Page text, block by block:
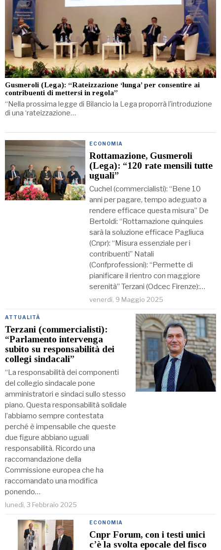
Gusmeroli (Lega): “Rateizzazione ‘lunga’ per consentire ai
contribuenti di mettersi in regola”
“Nella prossima legge di Bilancio la Lega proporrà l’introduzione
di una ‘rateizzazione…
ECONOMIA
Rottamazione, Gusmeroli
(Lega): “120 rate mensili tutte
uguali”
Cuchel (commercialisti): “Bene 10
anni per pagare, tempo adeguato a
rendere efficace questa misura” De
Bertoldi: “Rottamazione quinquies
sarà la soluzione efficace Pagliuca
(Cnpr): “Misura essenziale per i
contribuenti” Natali
(Confprofessioni): “Permette di
pianificare il rientro con maggiore
serenità” Terzani (Odcec Firenze):…
venerdì, 9 Maggio 2025
ATTUALITÀ
Terzani (commercialisti):
“Parlamento intervenga
subito su responsabilità dei
collegi sindacali”
“La responsabilità dei componenti
del collegio sindacale pone
amministratori e sindaci sullo stesso
piano. Questa responsabilità solidale
l’abbiamo sempre contestata
perché è impensabile che queste
due figure abbiano uguali
responsabilità. Ricordo una
raccomandazione della
Commissione europea che ha
raccomandato una modifica
ponendo…
lunedì, 3 Febbraio 2025
ECONOMIA
Cnpr Forum, con i testi unici
c’è la svolta epocale del fisco